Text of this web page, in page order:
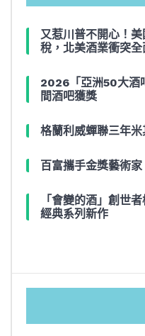
又惹川普不開心！
稅，北美酒業衝突全
2026「亞洲50大酒
間酒吧獲獎
格蘭利威蟬聯三年
百富攜手金獎藝術家
「會變的酒」創世
經典系列新作